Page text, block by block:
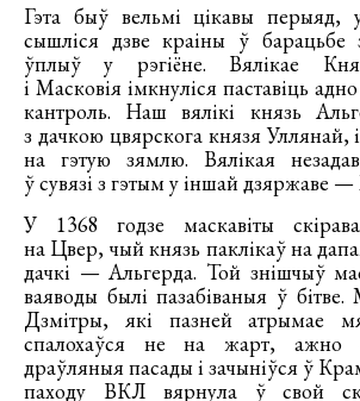
Гэта быў вельмі цікавы перыяд,
сышліся дзве краіны ў барацьбе
ўплыў у рэгіёне. Вялікае
і Масковія імкнуліся паставіць
кантроль. Наш вялікі князь
з дачкою цвярскога князя Уллянай,
на гэтую зямлю. Вялікая
ў сувязі з гэтым у іншай дзяржаве —
У 1368 годзе маскавіты
на Цвер, чый князь паклікаў на
дачкі — Альгерда. Той знішчыў
ваяводы былі пазабіваныя ў бітве.
Дзмітры, які пазней атрымае
спалохаўся не на жарт, ажно
драўляныя пасады і зачыніўся ў
паходу ВКЛ вярнула ў свой